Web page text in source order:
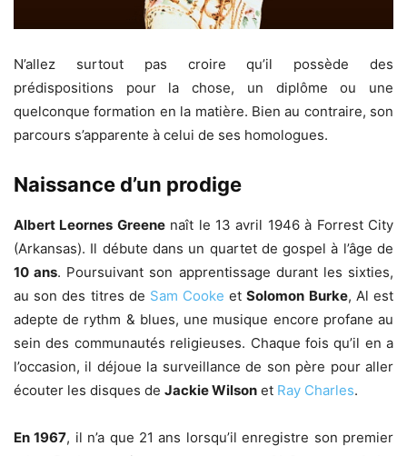
N’allez surtout pas croire qu’il possède des
prédispositions pour la chose, un diplôme ou une
quelconque formation en la matière. Bien au contraire, son
parcours s’apparente à celui de ses homologues.
Naissance d’un prodige
Albert Leornes Greenenaît le 13 avril 1946 à Forrest City
(Arkansas). Il débute dans un quartet de gospel à l’âge de
10 ans. Poursuivant son apprentissage durant les sixties,
au son des titres de Sam Cooke etSolomon Burke, Al est
adepte de rythm & blues, une musique encore profane au
sein des communautés religieuses. Chaque fois qu’il en a
l’occasion, il déjoue la surveillance de son père pour aller
écouter les disques de Jackie Wilson et Ray Charles.
En 1967, il n’a que 21 ans lorsqu’il enregistre son premier